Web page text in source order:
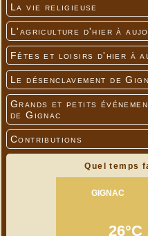
La vie religieuse
L'agriculture d'hier à
Fêtes et loisirs d'hier à
Le désenclavement de
Grands et petits
de Gignac
Contributions
Quel temps